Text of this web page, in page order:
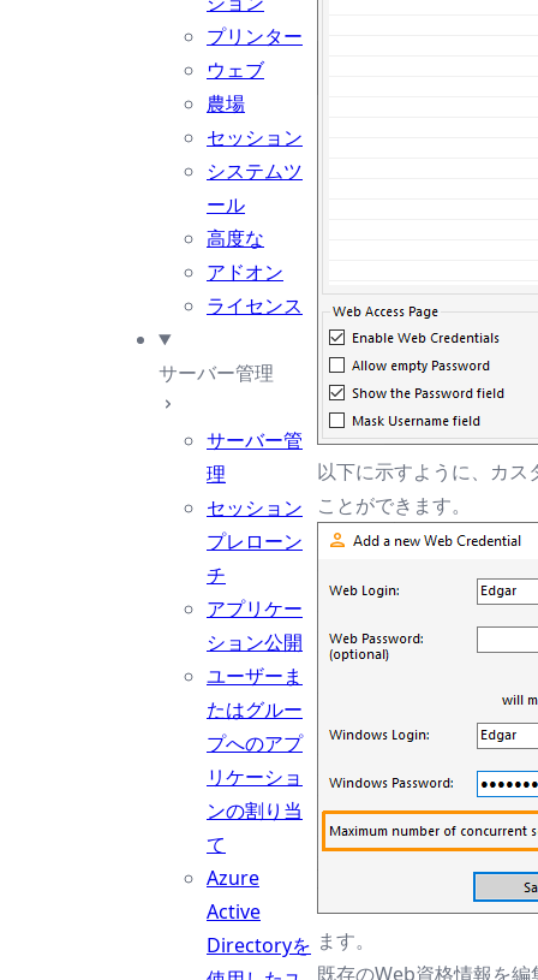
プリンター
ウェブ
農場
セッション
システムツ
ール
高度な
アドオン
ライセンス
サーバー管理
サーバー管
理
セッション
プレローン
チ
アプリケー
ション公開
ユーザーま
たはグルー
プへのアプ
リケーショ
ンの割り当
て
Azure
Active
Directoryを
以下に示すように、カ
ことができます。
ます。
既存のWeb資格情報を